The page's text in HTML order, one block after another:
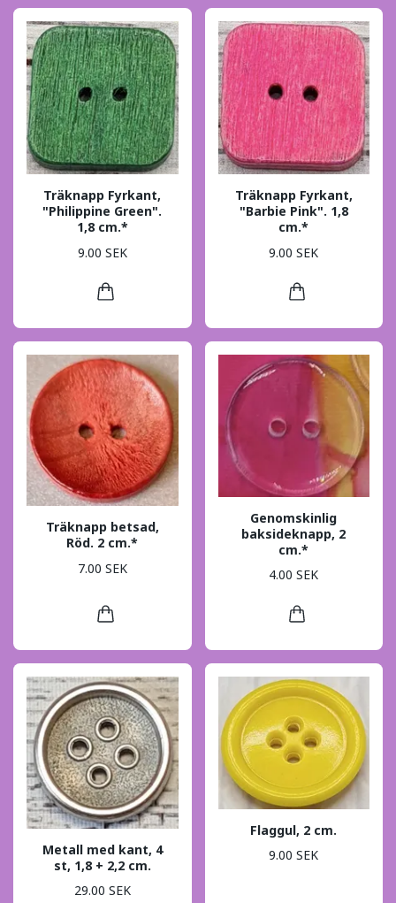
Träknapp Fyrkant,
"Philippine Green".
1,8 cm.*
9.00 SEK
Träknapp Fyrkant,
"Barbie Pink". 1,8
cm.*
9.00 SEK
Träknapp betsad,
Röd. 2 cm.*
7.00 SEK
Genomskinlig
baksideknapp, 2
cm.*
4.00 SEK
Metall med kant, 4
st, 1,8 + 2,2 cm.
29.00 SEK
Flaggul, 2 cm.
9.00 SEK